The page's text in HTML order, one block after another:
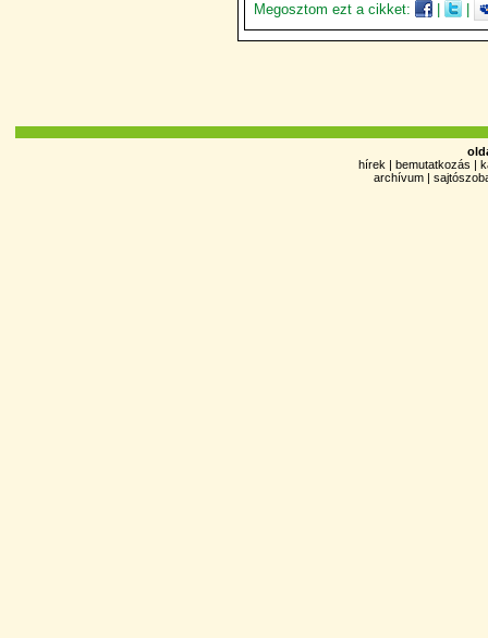
Megosztom ezt a cikket:
hírek | bemutatkozás |
archívum |